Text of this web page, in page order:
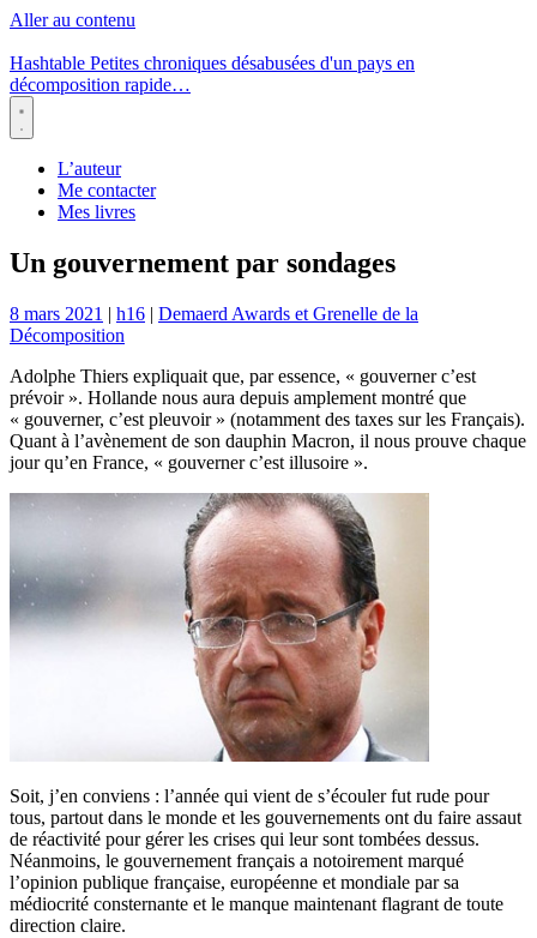
Aller au contenu
Hashtable Petites chroniques désabusées d'un pays en
décomposition rapide…
Menu
L’auteur
Me contacter
Mes livres
Un gouvernement par sondages
8 mars 2021 | h16 | Demaerd Awards et Grenelle de la
Décomposition
Adolphe Thiers expliquait que, par essence, « gouverner c’est
prévoir ». Hollande nous aura depuis amplement montré que
« gouverner, c’est pleuvoir » (notamment des taxes sur les Français).
Quant à l’avènement de son dauphin Macron, il nous prouve chaque
jour qu’en France, « gouverner c’est illusoire ».
Soit, j’en conviens : l’année qui vient de s’écouler fut rude pour
tous, partout dans le monde et les gouvernements ont du faire assaut
de réactivité pour gérer les crises qui leur sont tombées dessus.
Néanmoins, le gouvernement français a notoirement marqué
l’opinion publique française, européenne et mondiale par sa
médiocrité consternante et le manque maintenant flagrant de toute
direction claire.